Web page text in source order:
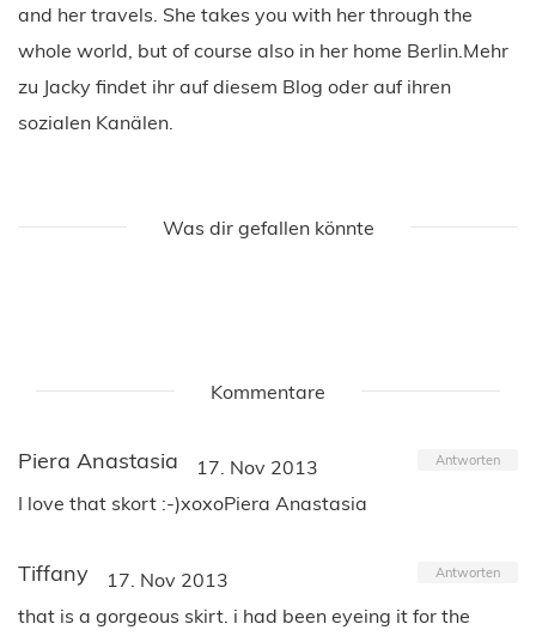
and her travels. She takes you with her through the
whole world, but of course also in her home Berlin.Mehr
zu Jacky findet ihr auf diesem Blog oder auf ihren
sozialen Kanälen.
Was dir gefallen könnte
Kommentare
Piera Anastasia 17. Nov 2013 Antworten
I love that skort :-)xoxoPiera Anastasia
Tiffany 17. Nov 2013 Antworten
that is a gorgeous skirt. i had been eyeing it for the